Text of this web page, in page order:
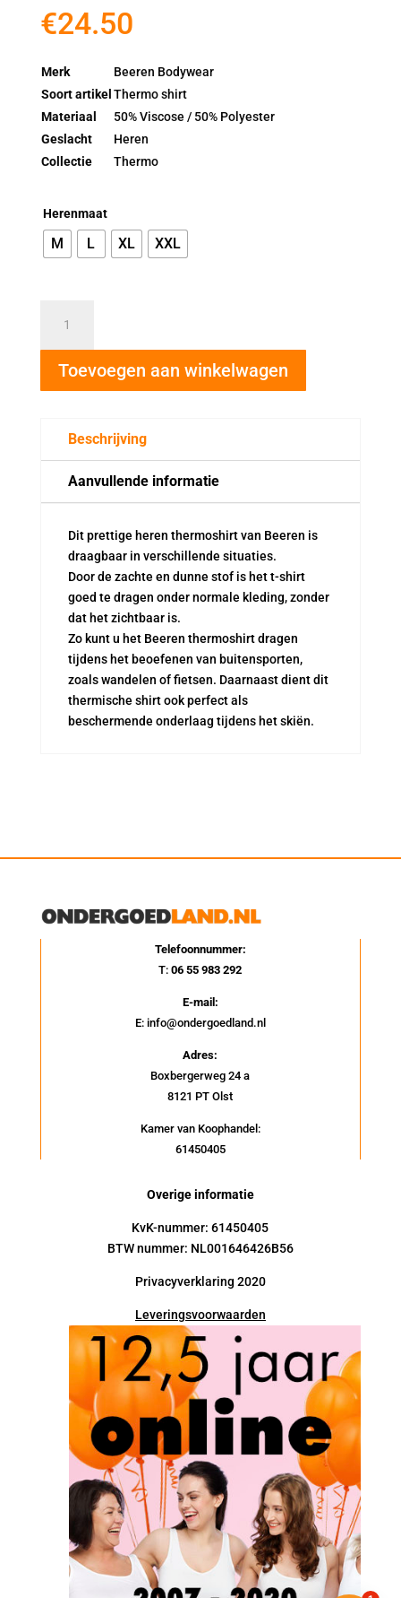
€24.50
Merk
Beeren Bodywear
Soort artikel Thermo shirt
Materiaal
50% Viscose / 50% Polyester
Geslacht
Heren
Collectie
Thermo
Herenmaat
M L XL XXL
Thermo
Heren
Lange
zwart
Toevoegen aan winkelwagen
Beschrijving
Aanvullende informatie
Dit prettige heren thermoshirt van Beeren is
draagbaar in verschillende situaties.
Door de zachte en dunne stof is het t-shirt
goed te dragen onder normale kleding, zonder
dat het zichtbaar is.
Zo kunt u het Beeren thermoshirt dragen
tijdens het beoefenen van buitensporten,
zoals wandelen of fietsen. Daarnaast dient dit
thermische shirt ook perfect als
beschermende onderlaag tijdens het skiën.
Telefoonnummer:
T:06 55 983 292
E-mail:
E: info@ondergoedland.nl
Adres:
Boxbergerweg 24 a
8121 PT Olst
Kamer van Koophandel:
61450405
Overige informatie
KvK-nummer: 61450405
BTW nummer: NL001646426B56
Privacyverklaring 2020
Leveringsvoorwaarden